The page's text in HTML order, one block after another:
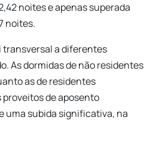
noites e apenas superada
noites.
transversal a diferentes
As dormidas de não residentes
as de residentes
de aposento
uma subida significativa, na